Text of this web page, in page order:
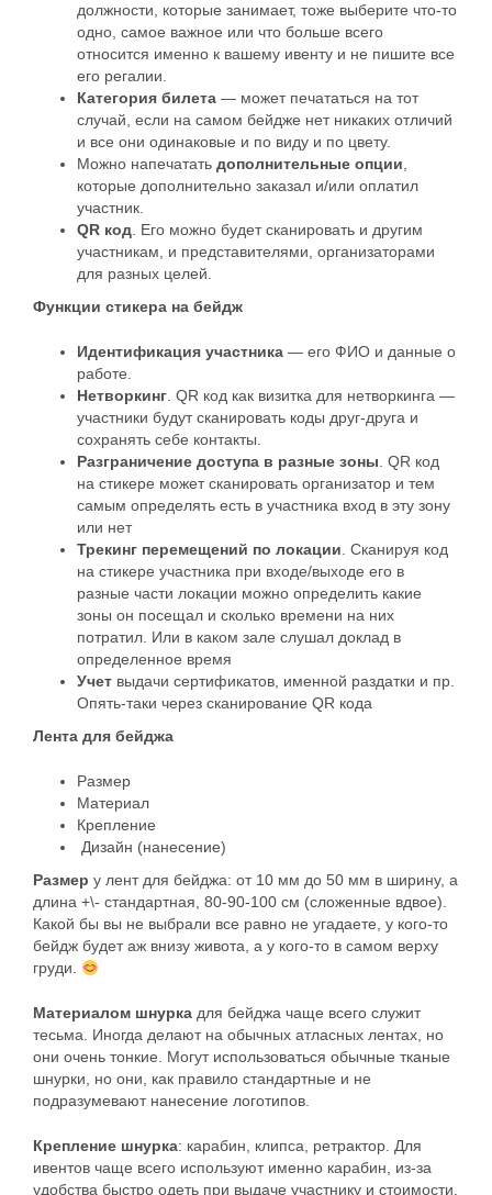
должности, которые занимает, тоже выберите что-то
одно, самое важное или что больше всего
относится именно к вашему ивенту и не пишите все
его регалии.
Категория билета — может печататься на тот
случай, если на самом бейдже нет никаких отличий
и все они одинаковые и по виду и по цвету.
Можно напечатать дополнительные опции,
которые дополнительно заказал и/или оплатил
участник.
QR код. Его можно будет сканировать и другим
участникам, и представителями, организаторами
для разных целей.
Функции стикера на бейдж
Идентификация участника — его ФИО и данные о
работе.
Нетворкинг. QR код как визитка для нетворкинга —
участники будут сканировать коды друг-друга и
сохранять себе контакты.
Разграничение доступа в разные зоны. QR код
на стикере может сканировать организатор и тем
самым определять есть в участника вход в эту зону
или нет
Трекинг перемещений по локации. Сканируя код
на стикере участника при входе/выходе его в
разные части локации можно определить какие
зоны он посещал и сколько времени на них
потратил. Или в каком зале слушал доклад в
определенное время
Учет выдачи сертификатов, именной раздатки и пр.
Опять-таки через сканирование QR кода
Лента для бейджа
Размер
Материал
Крепление
Дизайн (нанесение)
Размер у лент для бейджа: от 10 мм до 50 мм в ширину, а
длина +\- стандартная, 80-90-100 см (сложенные вдвое).
Какой бы вы не выбрали все равно не угадаете, у кого-то
бейдж будет аж внизу живота, а у кого-то в самом верху
груди.
Материалом шнурка для бейджа чаще всего служит
тесьма. Иногда делают на обычных атласных лентах, но
они очень тонкие. Могут использоваться обычные тканые
шнурки, но они, как правило стандартные и не
подразумевают нанесение логотипов.
Крепление шнурка: карабин, клипса, ретрактор. Для
ивентов чаще всего используют именно карабин, из-за
удобства быстро одеть при выдаче участнику и стоимости.